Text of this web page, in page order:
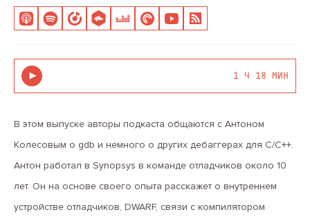
1 Ч 18 МИН
В этом выпуске авторы подкаста общаются с Антоном
Колесовым о gdb и немного о других дебаггерах для C/C++.
Антон работал в Synopsys в команде отладчиков около 10
лет. Он на основе своего опыта расскажет о внутреннем
устройстве отладчиков, DWARF, связи с компилятором